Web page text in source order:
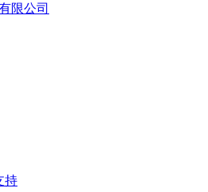
限公司
持